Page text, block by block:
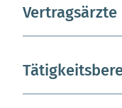
Vertragsärzte